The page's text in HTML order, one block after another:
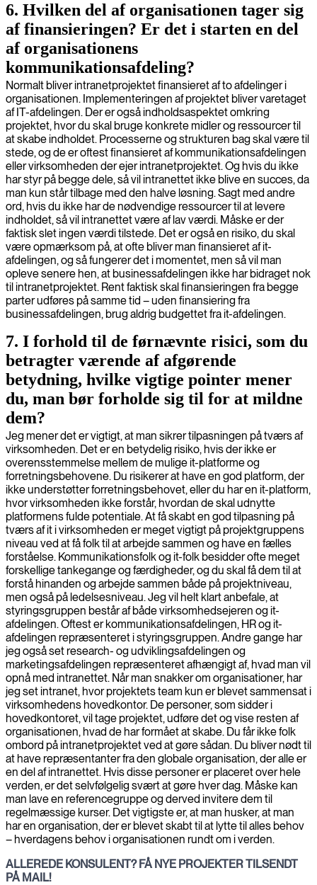
6. Hvilken del af organisationen tager sig
af finansieringen? Er det i starten en del
af organisationens
kommunikationsafdeling?
Normalt bliver intranetprojektet finansieret af to afdelinger i
organisationen. Implementeringen af projektet bliver varetaget
af IT-afdelingen. Der er også indholdsaspektet omkring
projektet, hvor du skal bruge konkrete midler og ressourcer til
at skabe indholdet. Processerne og strukturen bag skal være til
stede, og de er oftest finansieret af kommunikationsafdelingen
eller virksomheden der ejer intranetprojektet. Og hvis du ikke
har styr på begge dele, så vil intranettet ikke blive en succes, da
man kun står tilbage med den halve løsning. Sagt med andre
ord, hvis du ikke har de nødvendige ressourcer til at levere
indholdet, så vil intranettet være af lav værdi. Måske er der
faktisk slet ingen værdi tilstede. Det er også en risiko, du skal
være opmærksom på, at ofte bliver man finansieret af it-
afdelingen, og så fungerer det i momentet, men så vil man
opleve senere hen, at businessafdelingen ikke har bidraget nok
til intranetprojektet. Rent faktisk skal finansieringen fra begge
parter udføres på samme tid – uden finansiering fra
businessafdelingen, brug aldrig budgettet fra it-afdelingen.
7. I forhold til de førnævnte risici, som du
betragter værende af afgørende
betydning, hvilke vigtige pointer mener
du, man bør forholde sig til for at mildne
dem?
Jeg mener det er vigtigt, at man sikrer tilpasningen på tværs af
virksomheden. Det er en betydelig risiko, hvis der ikke er
overensstemmelse mellem de mulige it-platforme og
forretningsbehovene. Du risikerer at have en god platform, der
ikke understøtter forretningsbehovet, eller du har en it-platform,
hvor virksomheden ikke forstår, hvordan de skal udnytte
platformens fulde potentiale. At få skabt en god tilpasning på
tværs af it i virksomheden er meget vigtigt på projektgruppens
niveau ved at få folk til at arbejde sammen og have en fælles
forståelse. Kommunikationsfolk og it-folk besidder ofte meget
forskellige tankegange og færdigheder, og du skal få dem til at
forstå hinanden og arbejde sammen både på projektniveau,
men også på ledelsesniveau. Jeg vil helt klart anbefale, at
styringsgruppen består af både virksomhedsejeren og it-
afdelingen. Oftest er kommunikationsafdelingen, HR og it-
afdelingen repræsenteret i styringsgruppen. Andre gange har
jeg også set research- og udviklingsafdelingen og
marketingsafdelingen repræsenteret afhængigt af, hvad man vil
opnå med intranettet. Når man snakker om organisationer, har
jeg set intranet, hvor projektets team kun er blevet sammensat i
virksomhedens hovedkontor. De personer, som sidder i
hovedkontoret, vil tage projektet, udføre det og vise resten af
organisationen, hvad de har formået at skabe. Du får ikke folk
ombord på intranetprojektet ved at gøre sådan. Du bliver nødt til
at have repræsentanter fra den globale organisation, der alle er
en del af intranettet. Hvis disse personer er placeret over hele
verden, er det selvfølgelig svært at gøre hver dag. Måske kan
man lave en referencegruppe og derved invitere dem til
regelmæssige kurser. Det vigtigste er, at man husker, at man
har en organisation, der er blevet skabt til at lytte til alles behov
– hverdagens behov i organisationen rundt om i verden.
ALLEREDE KONSULENT? FÅ NYE PROJEKTER TILSENDT
PÅ MAIL!